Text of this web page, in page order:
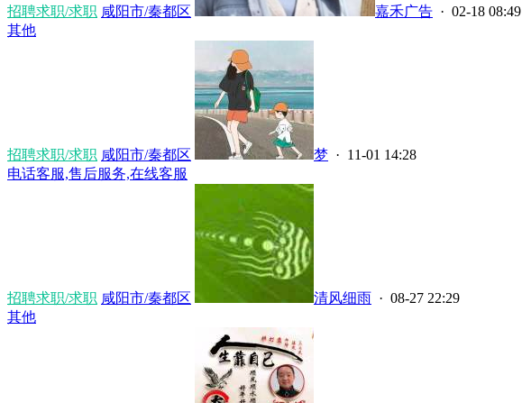
招聘求职/求职 咸阳市/秦都区 嘉禾广告 · 02-18 08:49
其他
招聘求职/求职 咸阳市/秦都区 梦 · 11-01 14:28
电话客服,售后服务,在线客服
招聘求职/求职 咸阳市/秦都区 清风细雨 · 08-27 22:29
其他